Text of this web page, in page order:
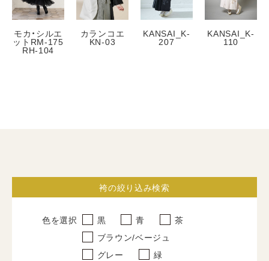
写真だけの成人式
卒業式袴
すべて
モカ・シルエ
ットRM-175
RH-104
カランコエ
KN-03
KANSAI_K-
207
KANSAI_K-
110
袴の絞り込み検索
色を選択 黒 青
茶
ブラウン/ベージュ
グレー
緑